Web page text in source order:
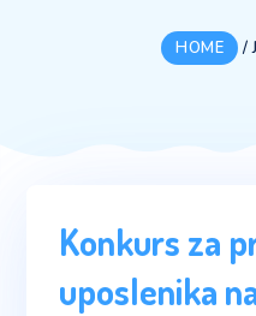
HOME /
Konkurs za
uposlenika